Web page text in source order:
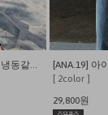
[ 2color ]
29,800원